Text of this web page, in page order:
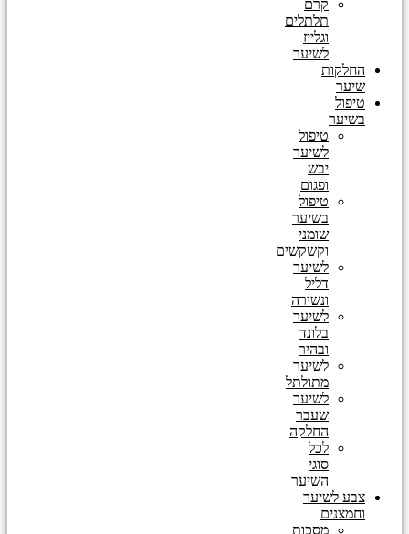
קרם
תלתלים
וגלייז
לשיער
החלקות
שיער
טיפול
בשיער
טיפול
לשיער
יבש
ופגום
טיפול
בשיער
שומני
וקשקשים
לשיער
דליל
ונשירה
לשיער
בלונד
ובהיר
לשיער
מתולתל
לשיער
שעבר
החלקה
לכל
סוגי
השיער
צבע לשיער
וחמצנים
מסכות